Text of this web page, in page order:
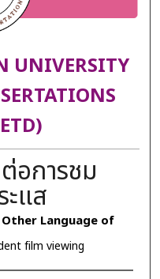
UNIVERSITY
อการชม
แส
Language of
film viewing